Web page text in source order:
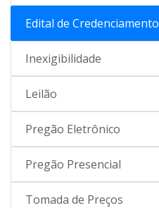
Edital de Credenciamento
Inexigibilidade
Leilão
Pregão Eletrônico
Pregão Presencial
Tomada de Preços